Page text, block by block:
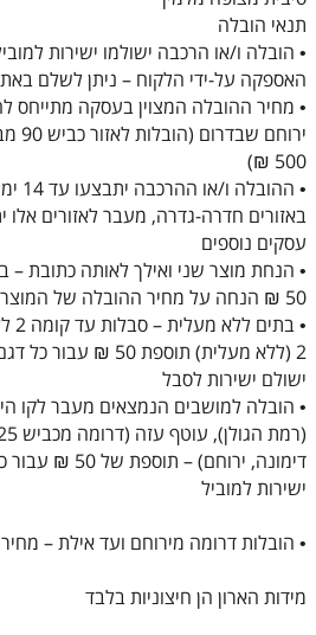
תנאי הובלה
• הובלה ו/או הרכבה ישולמו ישירות
האספקה על-ידי הלקוח – ניתן לשלם
• מחיר ההובלה המצוין בעסקה מתייחס
500 ₪)
•
עסקים נוספים
• הנחת מוצר שני ואילך לאותה כתובת –
50 ₪ הנחה על מחיר ההובלה של המוצר השני ואילך לאותה הכתובת
•
2 (ללא מעלית) תוספת
ישולם ישירות לסבל
דימונה, ירוחם)
ישירות למוביל
• הובלות דרומה מירוחם ועד אילת –
מידות הארון הן חיצוניות בלבד